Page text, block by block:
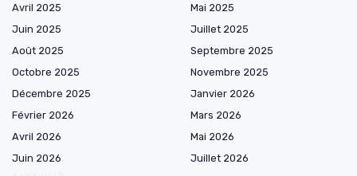
Avril 2025
Mai 2025
Juin 2025
Juillet 2025
Août 2025
Septembre 2025
Octobre 2025
Novembre 2025
Décembre 2025
Janvier 2026
Février 2026
Mars 2026
Avril 2026
Mai 2026
Juin 2026
Juillet 2026